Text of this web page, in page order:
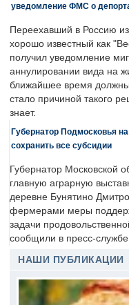
уведомление ФМС о
Переехавший в Россию
хорошо известный как
получил уведомление
аннулировании вида на
ближайшее время должны
стало причиной такого
знает.
Губернатор Подмосковья
сохранить все субсидии
Губернатор Московской
главную аграрную
деревне Бунятино
фермерами меры
задачи
сообщили в пресс-
НАШИ ПУБЛИКАЦИИ